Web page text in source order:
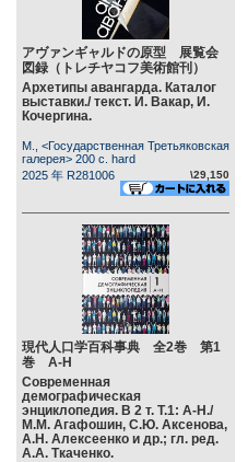
アヴァンギャルドの原型 展覧会
図録（トレチヤコフ美術館刊）
Архетипы авангарда. Каталог
выставки./ текст. И. Вакар, И.
Кочергина.
М., <Государственная Третьяковская
галерея> 200 c. hard
2025 年 R281006
\29,150
現代人口学百科事典 全2巻 第1
巻 А-Н
Современная
демографическая
энциклопедия. В 2 т. Т.1: А-Н./
М.М. Агафошин, С.Ю. Аксенова,
А.Н. Алексеенко и др.; гл. ред.
А.А. Ткаченко.